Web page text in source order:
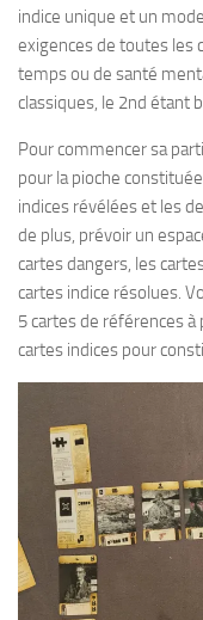
indice unique et un
exigences de toutes les
temps ou de santé
classiques, le 2nd étant
Pour commencer sa
pour la pioche
indices révélées et les
de plus, prévoir un
cartes dangers, les
cartes indice résolues.
5 cartes de références à
cartes indices pour